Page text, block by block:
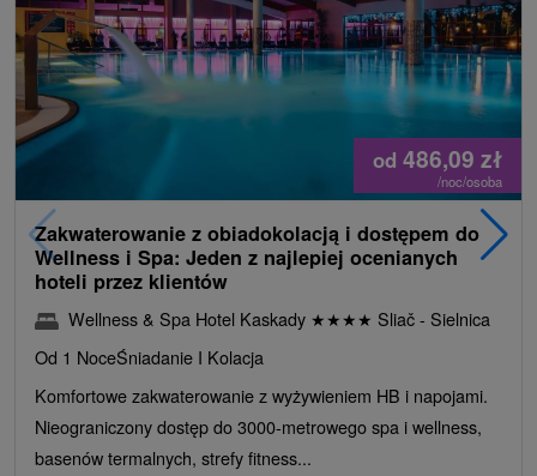
od 486,09 zł
/noc/osoba
Zakwaterowanie z obiadokolacją i dostępem do
Wellness i Spa: Jeden z najlepiej ocenianych
hoteli przez klientów
Wellness & Spa Hotel Kaskady ★★★★ Sliač - Sielnica
Od 1 NoceŚniadanie I Kolacja
Komfortowe zakwaterowanie z wyżywieniem HB i napojami.
Nieograniczony dostęp do 3000-metrowego spa i wellness,
basenów termalnych, strefy fitness...